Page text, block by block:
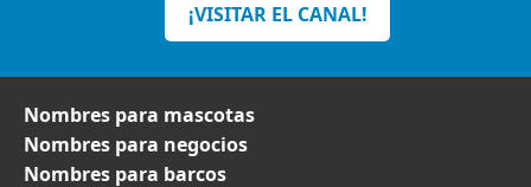
¡VISITAR EL CANAL!
Nombres para mascotas
Nombres para negocios
Nombres para barcos